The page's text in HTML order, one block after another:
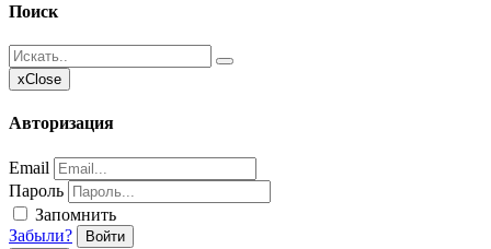
Поиск
xClose
Авторизация
Email
Пароль
Запомнить
Забыли?
Войти